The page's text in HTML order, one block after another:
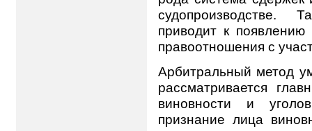
судопроизводстве.
приводит к появлению
правоотношения с
Арбитральный метод
рассматривается
виновности и
признание лица